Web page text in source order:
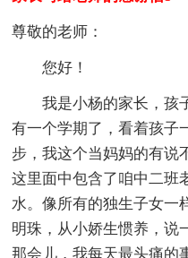
尊敬的老师：
您好！
我是小杨的家长，孩
有一个学期了，看着孩子
步，我这个当妈妈的有说
这里面中包含了咱中二班
水。像所有的独生子女一
明珠，从小娇生惯养，说
那会儿，我每天最头痛的